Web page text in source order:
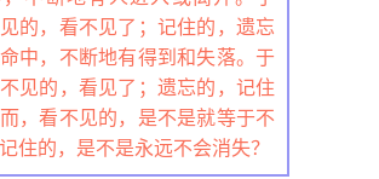
的，看不见了；记住的，遗忘
中，不断地有得到和失落。于
见的，看见了；遗忘的，记住
，看不见的，是不是就等于不
住的，是不是永远不会消失？